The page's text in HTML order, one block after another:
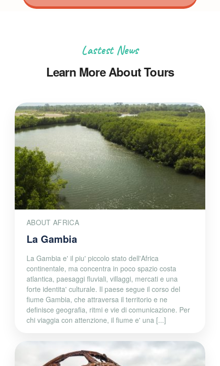
Lastest News
Learn More About Tours
ABOUT AFRICA
La Gambia
La Gambia e' il piu' piccolo stato dell'Africa
continentale, ma concentra in poco spazio costa
atlantica, paesaggi fluviali, villaggi, mercati e una
forte identita' culturale. Il paese segue il corso del
fiume Gambia, che attraversa il territorio e ne
definisce geografia, ritmi e vie di comunicazione. Per
chi viaggia con attenzione, il fiume e' una [...]